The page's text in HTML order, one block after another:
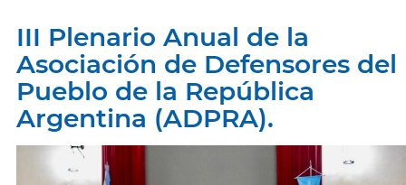
III Plenario Anual de la
Asociación de Defensores del
Pueblo de la República
Argentina (ADPRA).